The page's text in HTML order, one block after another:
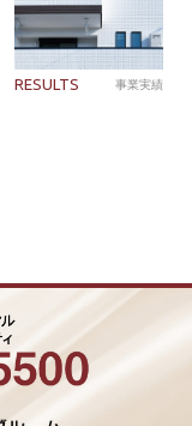
RESULTS 事業実績